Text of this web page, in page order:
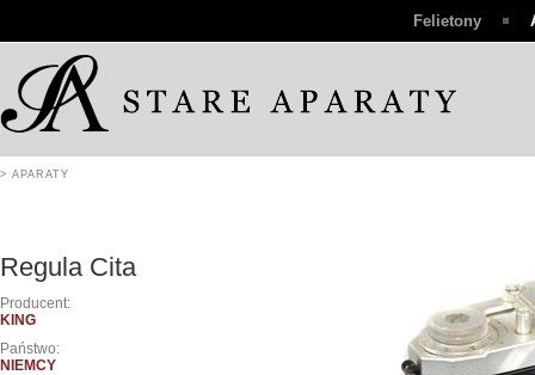
Felietony
> APARATY
Regula Cita
Producent:
KING
Państwo:
NIEMCY